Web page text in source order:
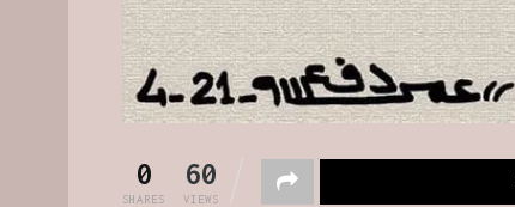
0
SHARES
60
VIEWS